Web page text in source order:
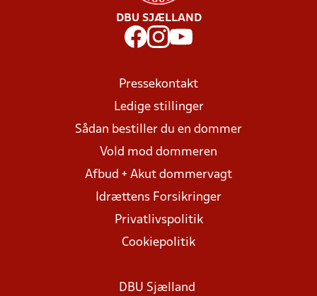
DBU SJÆLLAND
Pressekontakt
Ledige stillinger
Sådan bestiller du en dommer
Vold mod dommeren
Afbud + Akut dommervagt
Idrættens Forsikringer
Privatlivspolitik
Cookiepolitik
DBU Sjælland